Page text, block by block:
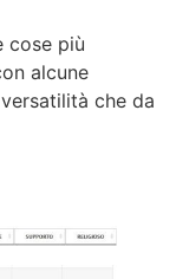
cose più
alcune
che da